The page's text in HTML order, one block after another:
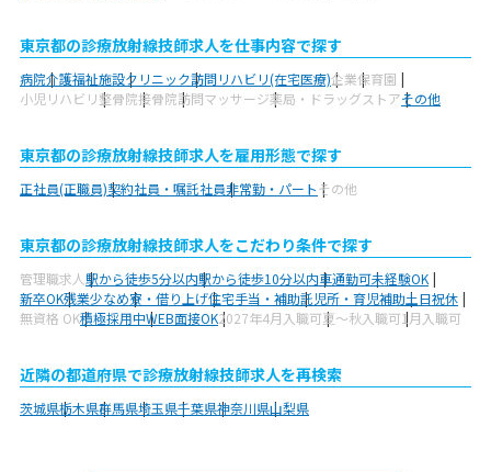
東京都の診療放射線技師求人を仕事内容で探す
病院介護福祉施設クリニック訪問リハビリ(在宅医療)企業保育園
小児リハビリ整骨院接骨院訪問マッサージ薬局・ドラッグストアその他
東京都の診療放射線技師求人を雇用形態で探す
正社員(正職員)契約社員・嘱託社員非常勤・パートその他
東京都の診療放射線技師求人をこだわり条件で探す
管理職求人駅から徒歩5分以内駅から徒歩10分以内車通勤可未経験OK
新卒OK残業少なめ寮・借り上げ住宅手当・補助託児所・育児補助土日祝休
無資格 OK積極採用中WEB面接OK2027年4月入職可夏～秋入職可1月入職可
近隣の都道府県で診療放射線技師求人を再検索
茨城県栃木県群馬県埼玉県千葉県神奈川県山梨県